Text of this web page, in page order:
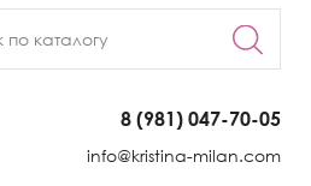
8 (981) 047-70-05
info@kristina-milan.com